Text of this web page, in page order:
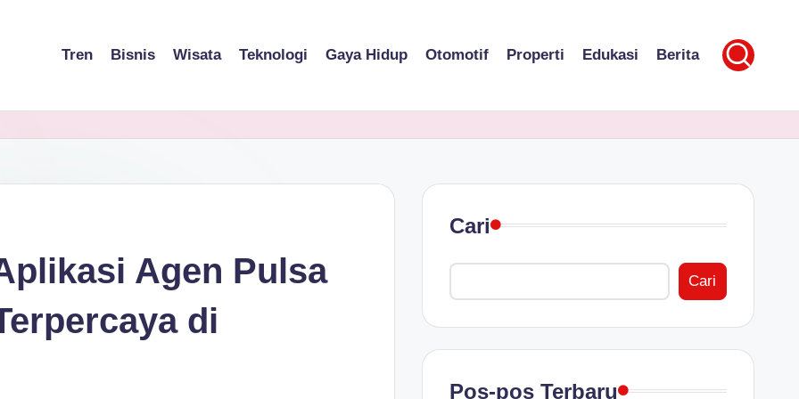
Tren Bisnis Wisata Teknologi Gaya Hidup Otomotif Properti Edukasi Berita
Agen Pulsa
di
Cari
Cari
Pos-pos Terbaru